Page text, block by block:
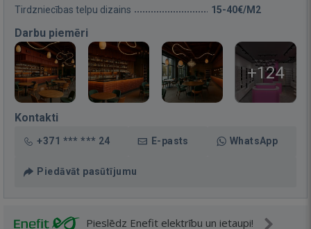
Tirdzniecības telpu dizains 15-40€/M2
Darbu piemēri
+124
Kontakti
+371 *** *** 24 E-pasts WhatsApp
Piedāvāt pasūtījumu
Pieslēdz Enefit elektrību un ietaupi!